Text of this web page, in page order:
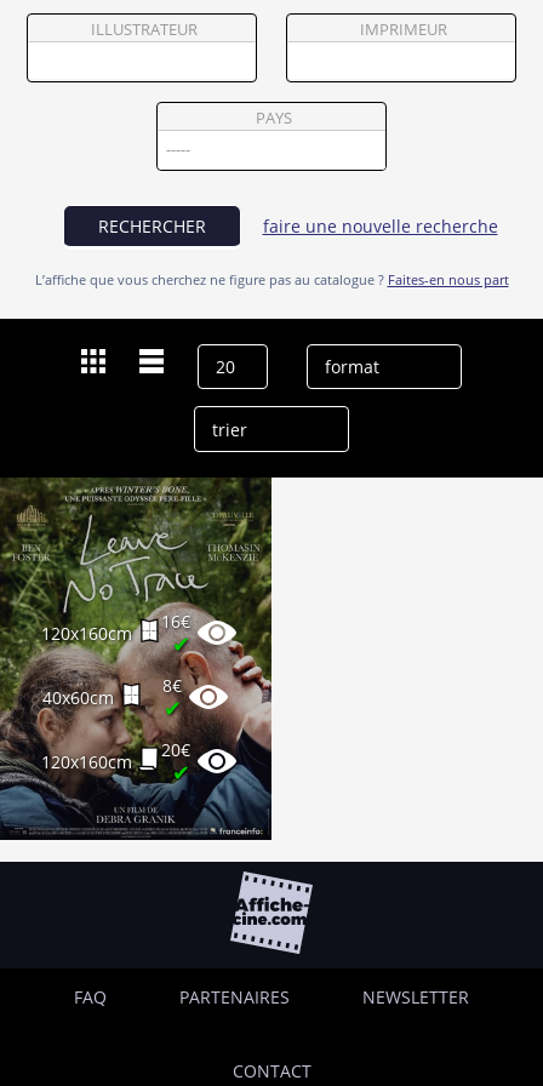
Vendre
ILLUSTRATEUR IMPRIMEUR
PAYS
RECHERCHER faire une nouvelle recherche
L’affiche que vous cherchez ne figure pas au catalogue ? Faites-en nous part
120x160cm
16€
✔
40x60cm
8€
✔
120x160cm
20€
✔
FAQ PARTENAIRES NEWSLETTER
CONTACT